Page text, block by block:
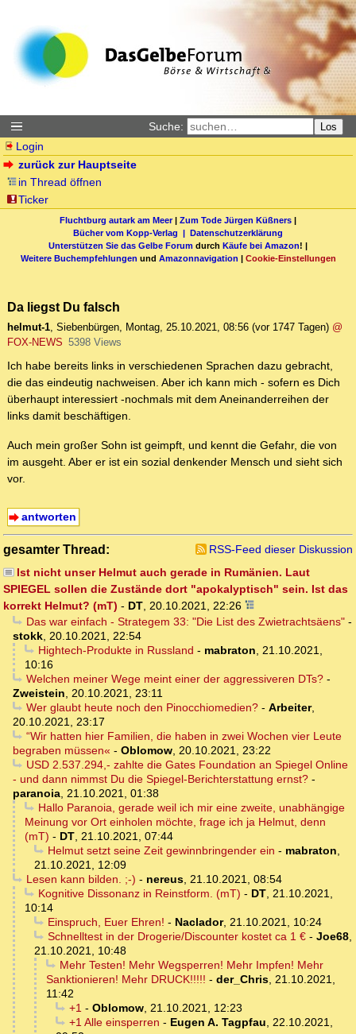
Suche: Los
Login
zurück zur Hauptseite
in Thread öffnen
Ticker
Fluchtburg autark am Meer| Zum Tode Jürgen Küßners |
Bücher vom Kopp-Verlag | Datenschutzerklärung
Unterstützen Sie das Gelbe Forum durch Käufe bei Amazon! |
Weitere Buchempfehlungen und Amazonnavigation | Cookie-Einstellungen
Da liegst Du falsch
helmut-1, Siebenbürgen, Montag, 25.10.2021, 08:56 (vor 1747 Tagen) @
FOX-NEWS 5398 Views
Ich habe bereits links in verschiedenen Sprachen dazu gebracht,
die das eindeutig nachweisen. Aber ich kann mich - sofern es Dich
überhaupt interessiert -nochmals mit dem Aneinanderreihen der
links damit beschäftigen.
Auch mein großer Sohn ist geimpft, und kennt die Gefahr, die von
im ausgeht. Aber er ist ein sozial denkender Mensch und sieht sich
vor.
antworten
gesamter Thread:
RSS-Feed dieser Diskussion
Ist nicht unser Helmut auch gerade in Rumänien. Laut
SPIEGEL sollen die Zustände dort "apokalyptisch" sein. Ist das
korrekt Helmut? (mT) - DT, 20.10.2021, 22:26
Das war einfach - Strategem 33: "Die List des Zwietrachtsäens"-
stokk, 20.10.2021, 22:54
Hightech-Produkte in Russland - mabraton, 21.10.2021,
10:16
Welchen meiner Wege meint einer der aggressiveren DTs?-
Zweistein, 20.10.2021, 23:11
Wer glaubt heute noch den Pinocchiomedien?- Arbeiter,
20.10.2021, 23:17
“Wir hatten hier Familien, die haben in zwei Wochen vier Leute
begraben müssen« - Oblomow, 20.10.2021, 23:22
USD 2.537.294,- zahlte die Gates Foundation an Spiegel Online
- und dann nimmst Du die Spiegel-Berichterstattung ernst? -
paranoia, 21.10.2021, 01:38
Hallo Paranoia, gerade weil ich mir eine zweite, unabhängige
Meinung vor Ort einholen möchte, frage ich ja Helmut, denn
(mT) - DT, 21.10.2021, 07:44
Helmut setzt seine Zeit gewinnbringender ein - mabraton,
21.10.2021, 12:09
Lesen kann bilden. ;-) - nereus, 21.10.2021, 08:54
Kognitive Dissonanz in Reinstform. (mT) - DT, 21.10.2021,
10:14
Einspruch, Euer Ehren! - Naclador, 21.10.2021, 10:24
Schnelltest in der Drogerie/Discounter kostet ca 1 €- Joe68,
21.10.2021, 10:48
Mehr Testen! Mehr Wegsperren! Mehr Impfen! Mehr
Sanktionieren! Mehr DRUCK!!!!! - der_Chris, 21.10.2021,
11:42
+1- Oblomow, 21.10.2021, 12:23
+1 Alle einsperren - Eugen A. Tagpfau, 22.10.2021,